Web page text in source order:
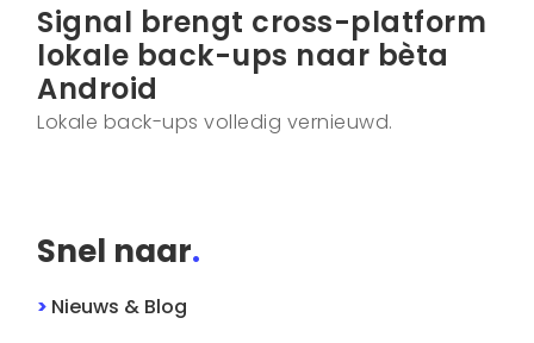
Signal brengt cross-platform
lokale back-ups naar bèta
Android
Lokale back-ups volledig vernieuwd.
Snel naar.
> Nieuws & Blog